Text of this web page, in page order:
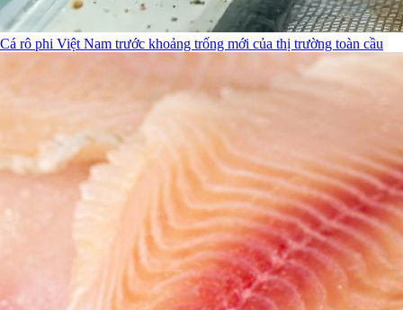
Cá rô phi Việt Nam trước khoảng trống mới của thị trường toàn cầu